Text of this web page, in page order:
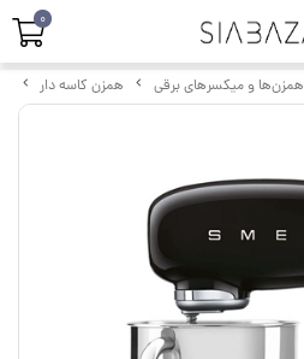
همزن‌ها و میکسرهای برقی همزن کاسه دار
0